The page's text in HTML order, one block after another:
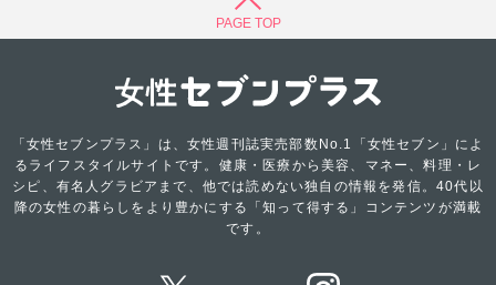
PAGE TOP
「女性セブンプラス」は、女性週刊誌実売部数No.1「女性セブン」によ
るライフスタイルサイトです。健康・医療から美容、マネー、料理・レ
シピ、有名人グラビアまで、他では読めない独自の情報を発信。40代以
降の女性の暮らしをより豊かにする「知って得する」コンテンツが満載
です。